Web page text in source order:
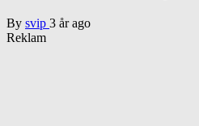
By svip 3 år ago
Reklam